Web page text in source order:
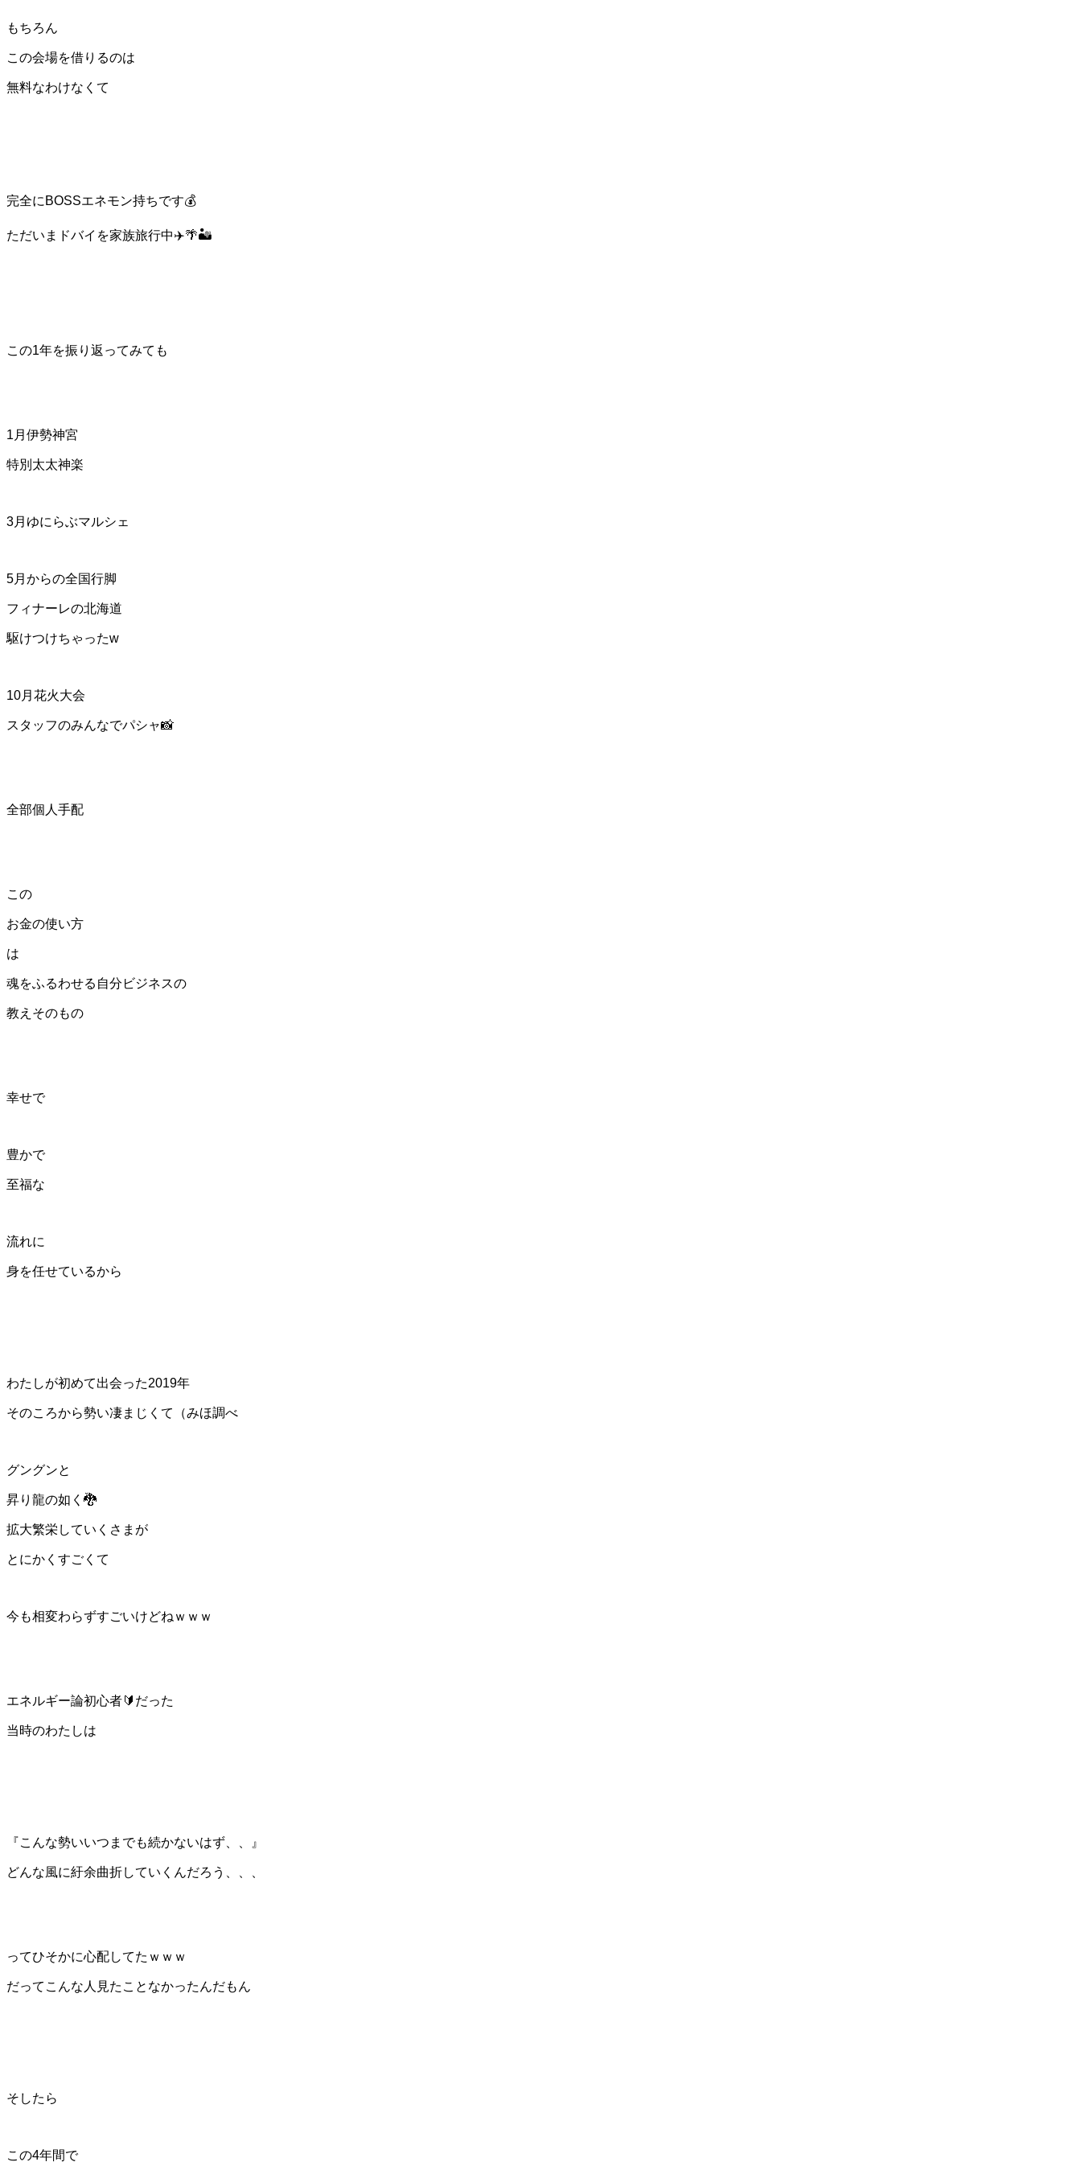
もちろん
この会場を借りるのは
無料なわけなくて
完全にBOSSエネモン持ちです💰
ただいまドバイを家族旅行中✈️🌴🏜️
この1年を振り返ってみても
1月伊勢神宮
特別太太神楽
3月ゆにらぶマルシェ
5月からの全国行脚
フィナーレの北海道
駆けつけちゃったw
10月花火大会
スタッフのみんなでパシャ📸
全部個人手配
この
お金の使い方
は
魂をふるわせる自分ビジネスの
教えそのもの
幸せで
豊かで
至福な
流れに
身を任せているから
わたしが初めて出会った2019年
そのころから勢い凄まじくて（みほ調べ
グングンと
昇り龍の如く🐉
拡大繁栄していくさまが
とにかくすごくて
今も相変わらずすごいけどねｗｗｗ
エネルギー論初心者🔰だった
当時のわたしは
『こんな勢いいつまでも続かないはず、、』
どんな風に紆余曲折していくんだろう、、、
ってひそかに心配してたｗｗｗ
だってこんな人見たことなかったんだもん
そしたら
この4年間で